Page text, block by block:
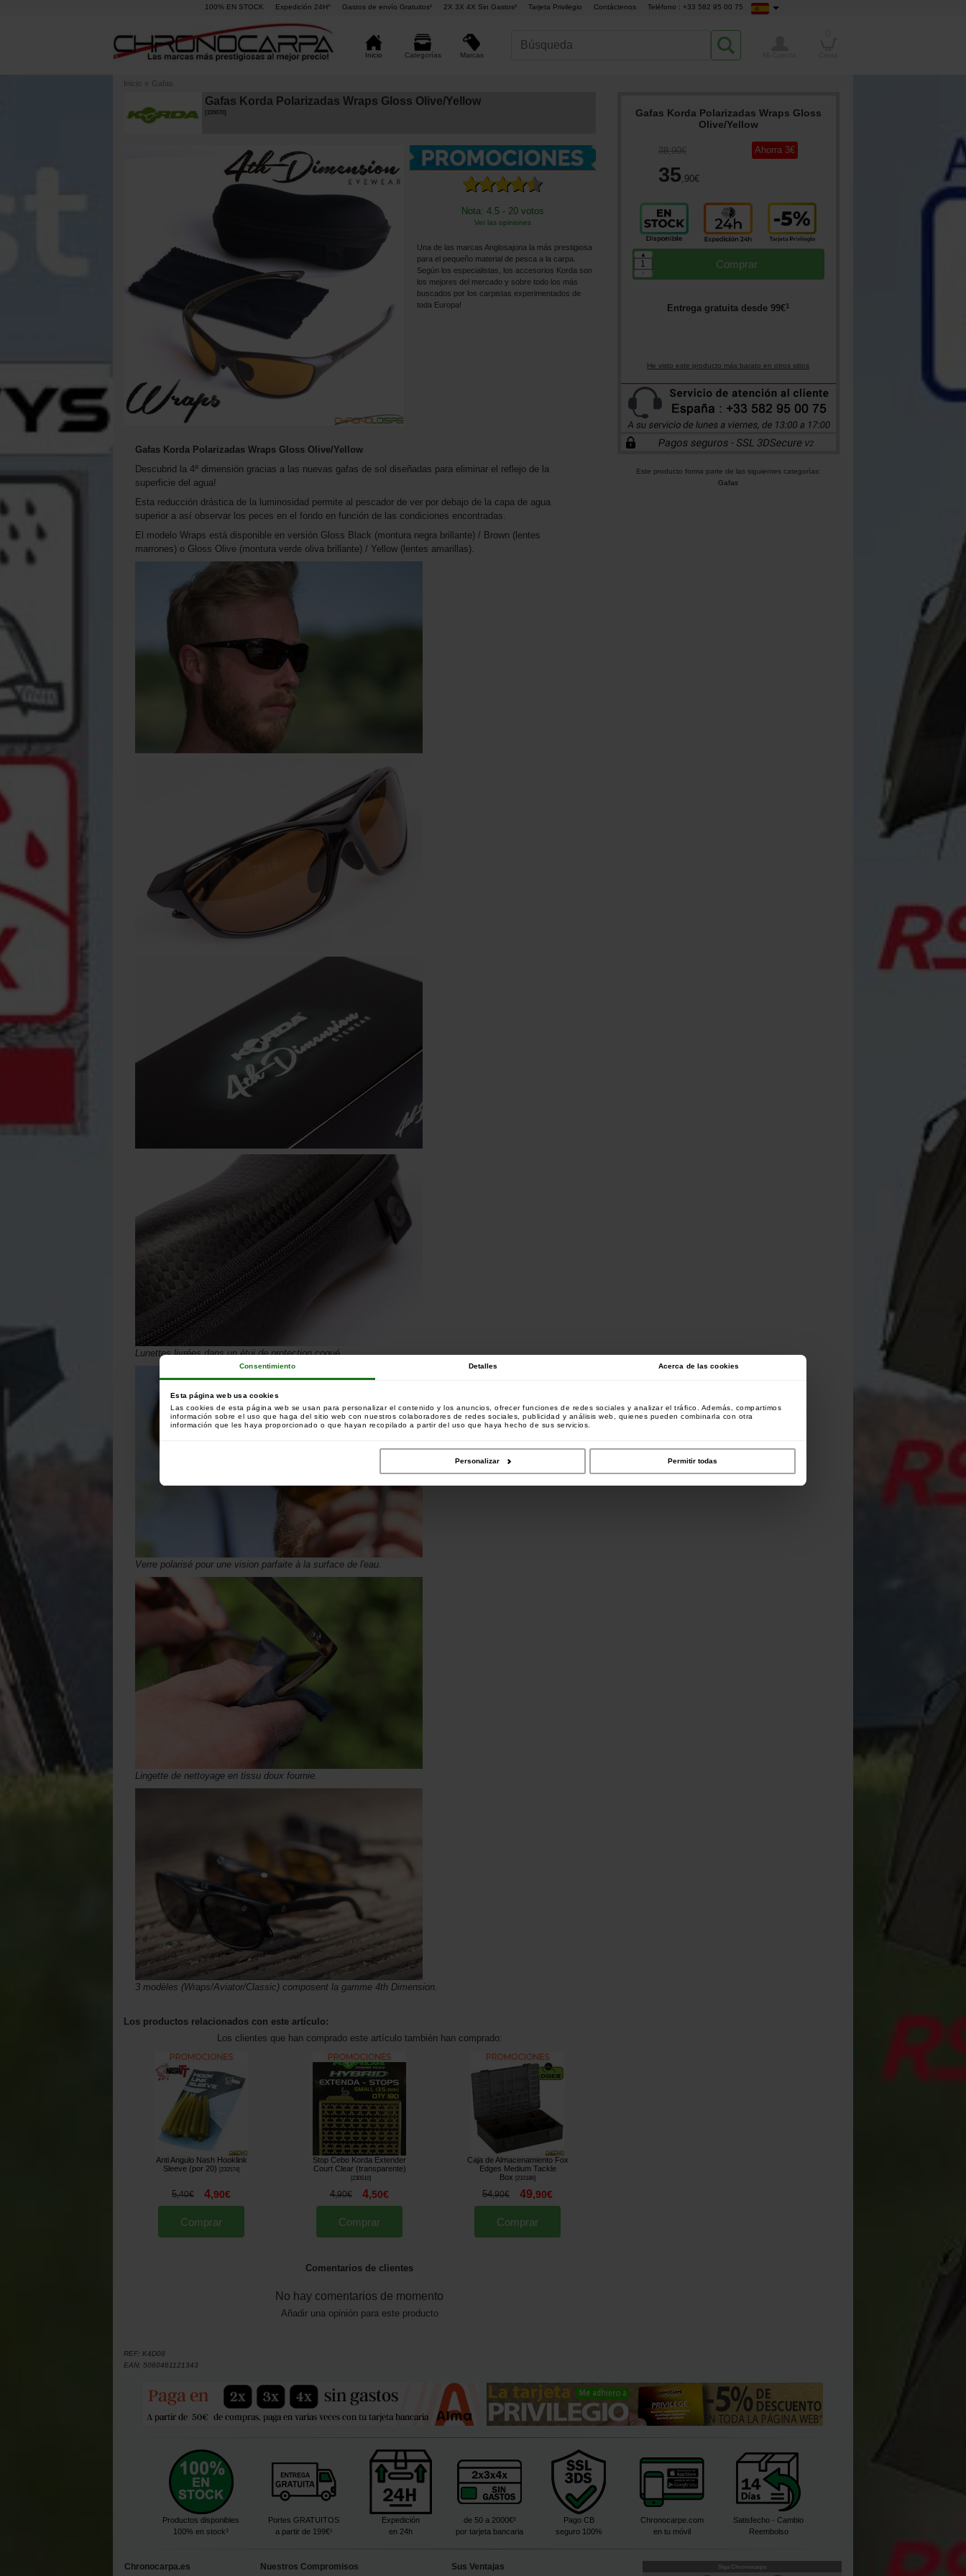
Consentimiento Detalles Acerca de las cookies
Esta página web usa cookies
Las cookies de esta página web se usan para personalizar el contenido y los anuncios, ofrecer funciones de redes sociales y analizar el tráfico. Además, compartimos
información sobre el uso que haga del sitio web con nuestros colaboradores de redes sociales, publicidad y análisis web, quienes pueden combinarla con otra
información que les haya proporcionado o que hayan recopilado a partir del uso que haya hecho de sus servicios.
Personalizar Permitir todas
100% EN STOCK Expedición 24H° Gastos de envío Gratuitos¹ 2X 3X 4X Sin Gastos² Tarjeta Privilegio Contáctenos Teléfono : +33 582 95 00 75
Inicio Categorías Marcas
Inicio » Gafas
Gafas Korda Polarizadas Wraps Gloss Olive/Yellow
220070]
Nota: 4.5 - 20 votos
Ver las opiniones
Una de las marcas Anglosajona la más prestigiosa
para el pequeño material de pesca a la carpa.
Según los especialistas, los accesorios Korda son
los mejores del mercado y sobre todo los más
buscados por los carpistas experimentados de
toda Europa!
Gafas Korda Polarizadas Wraps Gloss
Olive/Yellow
38,90€
35,90€
Ahorra 3€
Comprar
▲
Entrega gratuita desde 99€1
He visto este producto más barato en otros sitios
Este producto forma parte de las siguientes categorías:
Gafas
Gafas Korda Polarizadas Wraps Gloss Olive/Yellow
Descubrid la 4ª dimensión gracias a las nuevas gafas de sol diseñadas para eliminar el reflejo de la
superficie del agua!
Esta reducción drástica de la luminosidad permite al pescador de ver por debajo de la capa de agua
superior a así observar los peces en el fondo en función de las condiciones encontradas.
El modelo Wraps está disponible en versión Gloss Black (montura negra brillante) / Brown (lentes
marrones) o Gloss Olive (montura verde oliva brillante) / Yellow (lentes amarillas).
Lunettes livrées dans un étui de protection coqué.
Verre polarisé pour une vision parfaite à la surface de l'eau.
Lingette de nettoyage en tissu doux fournie.
3 modèles (Wraps/Aviator/Classic) composent la gamme 4th Dimension.
Los productos relacionados con este artículo:
Los clientes que han comprado este artículo también han comprado:
Anti Angulo Nash Hooklink
Sleeve (por 20)
[232574]
5,40€ 4,90€
Comprar
Stop Cebo Korda Extender
Court Clear (transparente)
230510]
4,90€ 4,50€
Comprar
Caja de Almacenamiento Fox
Edges Medium Tackle
Box
[210186]
54,90€ 49,90€
Comprar
Comentarios de clientes
No hay comentarios de momento
Añadir una opinión para este producto
REF: K4D08
EAN: 5060461121343
Productos disponibles
100% en stock³
Portes GRATUITOS
a partir de 199€¹
Expedición
en 24h
de 50 a 2000€²
por tarjeta bancaria
Pago CB
seguro 100%
Chronocarpe.com
en tu móvil
Satisfecho - Cambio
Reembolso
Chronocarpa.es Nuestros Compromisos Sus Ventajas Siga Chronocarpa